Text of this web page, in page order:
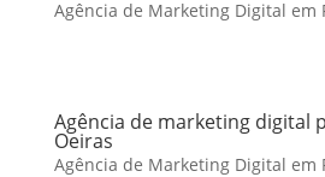
Agência de Marketing Digital em
Agência de marketing digital
Oeiras
Agência de Marketing Digital em